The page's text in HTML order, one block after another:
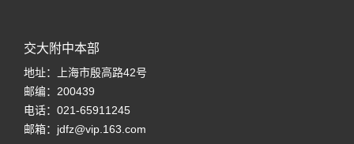
交大附中本部
地址：上海市殷高路42号
邮编：200439
电话：021-65911245
邮箱：jdfz@vip.163.com